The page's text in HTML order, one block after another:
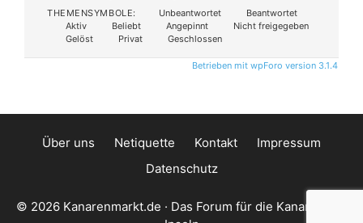
THEMENSYMBOLE:
Unbeantwortet
Beantwortet
Aktiv
Beliebt Angepinnt
Nicht freigegeben
Gelöst
Privat Geschlossen
Betrieben mit wpForo version 3.1.4
Über uns Netiquette Kontakt
Impressum
Datenschutz
© 2026 Kanarenmarkt.de · Das Forum für die Kanarischen